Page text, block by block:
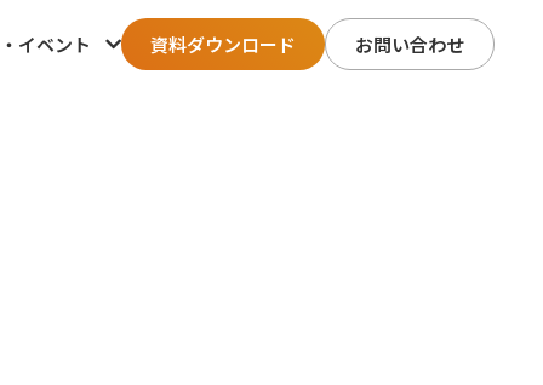
イベント 資料ダウンロード お問い合わせ